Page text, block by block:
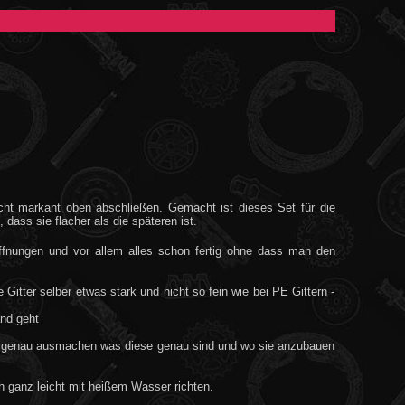
markant oben abschließen. Gemacht ist dieses Set für die
dass sie flacher als die späteren ist.
und vor allem alles schon fertig ohne dass man den
selber etwas stark und nicht so fein wie bei PE Gittern -
geht
ausmachen was diese genau sind und wo sie anzubauen
ganz leicht mit heißem Wasser richten.